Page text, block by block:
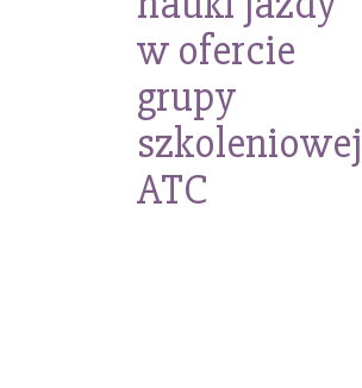
w ofercie
grupy
szkoleniowej
ATC